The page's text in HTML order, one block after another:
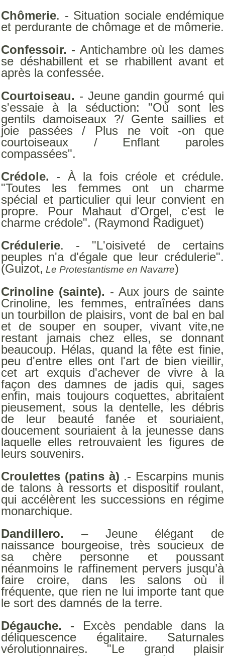
Chômerie. - Situation sociale endémique
et perdurante de chômage et de mômerie.
Confessoir. - Antichambre où les dames
se déshabillent et se rhabillent avant et
après la confessée.
Courtoiseau. - Jeune gandin gourmé qui
s'essaie à la séduction: "Où sont les
gentils damoiseaux ?/ Gente saillies et
joie passées / Plus ne voit -on que
courtoiseaux / Enflant paroles
compassées".
Crédole. - À la fois créole et crédule.
"Toutes les femmes ont un charme
spécial et particulier qui leur convient en
propre. Pour Mahaut d'Orgel, c'est le
charme crédole". (Raymond Radiguet)
Crédulerie. - "L'oisiveté de certains
peuples n'a d'égale que leur crédulerie".
(Guizot, Le Protestantisme en Navarre)
Crinoline (sainte). - Aux jours de sainte
Crinoline, les femmes, entraînées dans
un tourbillon de plaisirs, vont de bal en bal
et de souper en souper, vivant vite,ne
restant jamais chez elles, se donnant
beaucoup. Hélas, quand la fête est finie,
peu d'entre elles ont l'art de bien vieillir,
cet art exquis d'achever de vivre à la
façon des damnes de jadis qui, sages
enfin, mais toujours coquettes, abritaient
pieusement, sous la dentelle, les débris
de leur beauté fanée et souriaient,
doucement souriaient à la jeunesse dans
laquelle elles retrouvaient les figures de
leurs souvenirs.
Croulettes (patins à) .- Escarpins munis
de talons à ressorts et dispositif roulant,
qui accélèrent les successions en régime
monarchique.
Dandillero. – Jeune élégant de
naissance bourgeoise, très soucieux de
sa chère personne et poussant
néanmoins le raffinement pervers jusqu’à
faire croire, dans les salons où il
fréquente, que rien ne lui importe tant que
le sort des damnés de la terre.
Dégauche. - Excès pendable dans la
déliquescence égalitaire. Saturnales
vérolutionnaires. "Le grand plaisir